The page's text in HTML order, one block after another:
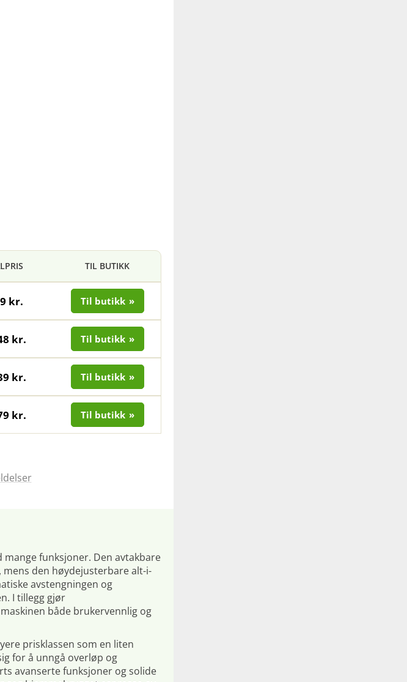
TIL BUTIKK
kr. Til butikk
kr. Til butikk
kr. Til butikk
kr. Til butikk
mange funksjoner. Den avtakbare
den høydejusterbare alt-i-
avstengningen og
I tillegg gjør
både brukervennlig og
prisklassen som en liten
for å unngå overløp og
avanserte funksjoner og solide